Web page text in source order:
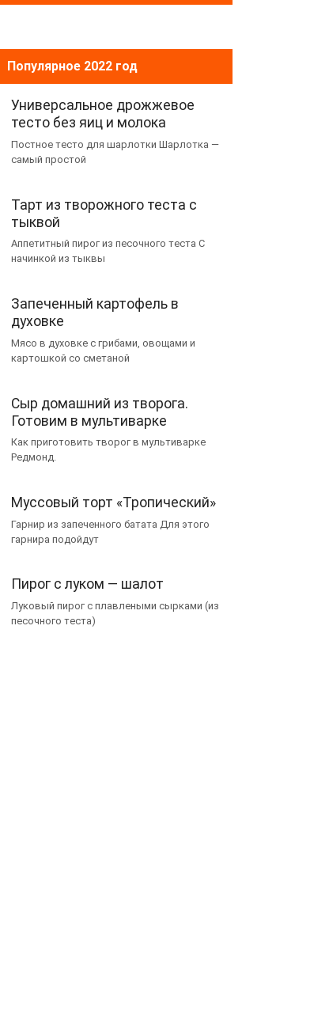
Популярное 2022 год
Универсальное дрожжевое
тесто без яиц и молока
Постное тесто для шарлотки Шарлотка —
самый простой
Тарт из творожного теста с
тыквой
Аппетитный пирог из песочного теста С
начинкой из тыквы
Запеченный картофель в
духовке
Мясо в духовке с грибами, овощами и
картошкой со сметаной
Сыр домашний из творога.
Готовим в мультиварке
Как приготовить творог в мультиварке
Редмонд.
Муссовый торт «Тропический»
Гарнир из запеченного батата Для этого
гарнира подойдут
Пирог с луком — шалот
Луковый пирог с плавлеными сырками (из
песочного теста)